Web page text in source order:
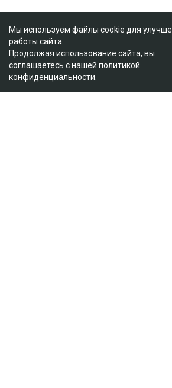
Мы используем файлы cookie для
работы сайта.
Продолжая использование сайта, вы
соглашаетесь с нашей политикой
конфиденциальности